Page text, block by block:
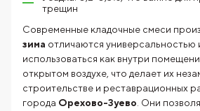
трещин
Современные кладочные смеси
зима отличаются универсальностью
использоваться как внутри
открытом воздухе, что делает их
строительстве и реставрационных
города Орехово-Зуево . Они